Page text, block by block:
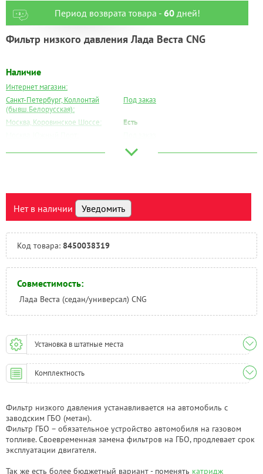
Период возврата товара - 60дней!
Фильтр низкого давления Лада Веста CNG
Наличие
Интернет магазин:
Санкт-Петербург, Коллонтай
(бывш.Белорусская):
Под заказ
Москва, Коровинское Шоссе:
Есть
Под заказ
Под заказ
Тюмень:
Под заказ
Нет в наличии Уведомить
Код товара: 8450038319
Совместимость:
Лада Веста (седан/универсал) CNG
Установка в штатные места
Комплектность
Фильтр низкого давления устанавливается на автомобиль с
заводским ГБО (метан).
Фильтр ГБО – обязательное устройство автомобиля на газовом
топливе. Своевременная замена фильтров на ГБО, продлевает срок
эксплуатации двигателя.
Так же есть более бюджетный вариант - поменять катридж